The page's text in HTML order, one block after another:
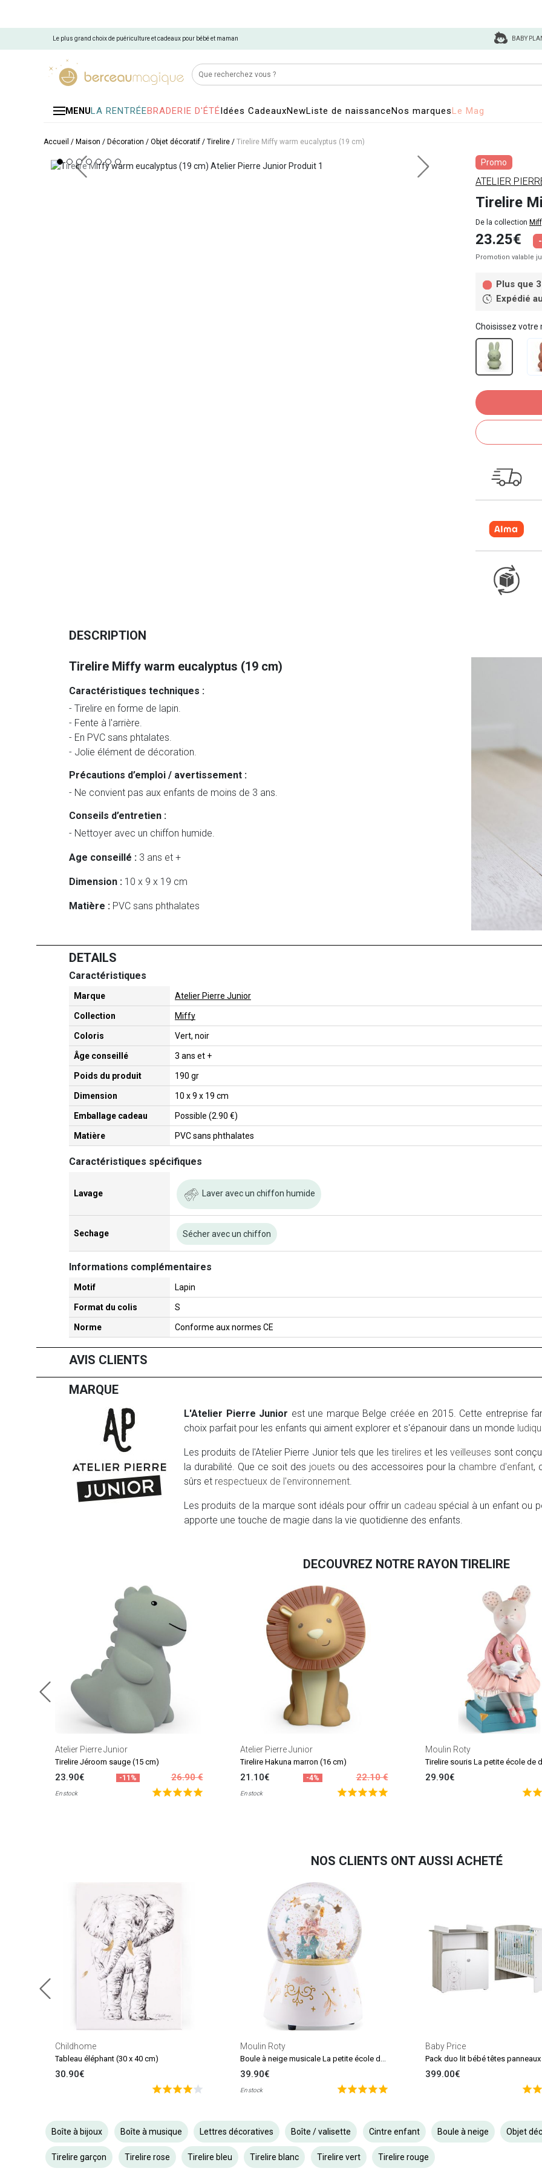
Le plus grand choix de puériculture et cadeaux pour bébé et maman BABY
MENULA RENTRÉEBRADERIE D'ÉTÉIdées CadeauxNewListe de naissanceNos marquesLe Mag
Accueil / Maison / Décoration / Objet décoratif / Tirelire / Tirelire Miffy warm eucalyptus (19 cm)
Promo
ATELIER
Tirelire
De la collection
23.25€
Promotion valable
Plus que
Expédié
Choisissez votre
DESCRIPTION
Tirelire Miffy warm eucalyptus (19 cm)
Caractéristiques techniques :
- Tirelire en forme de lapin.
- Fente à l'arrière.
- En PVC sans phtalates.
- Jolie élément de décoration.
Précautions d’emploi / avertissement :
- Ne convient pas aux enfants de moins de 3 ans.
Conseils d’entretien :
- Nettoyer avec un chiffon humide.
Age conseillé : 3 ans et +
Dimension : 10 x 9 x 19 cm
Matière : PVC sans phthalates
DETAILS
Caractéristiques
Marque Atelier Pierre Junior
Collection Miffy
Coloris Vert, noir
Âge conseillé 3 ans et +
Poids du produit 190 gr
Dimension 10 x 9 x 19 cm
Emballage cadeau Possible (2.90 €)
Matière PVC sans phthalates
Caractéristiques spécifiques
Lavage Laver avec un chiffon humide
Sechage Sécher avec un chiffon
Informations complémentaires
Motif Lapin
Format du colis S
Norme Conforme aux normes CE
AVIS CLIENTS
MARQUE
L'Atelier Pierre Junior est une marque Belge créée en 2015. Cette entreprise
choix parfait pour les enfants qui aiment explorer et s'épanouir dans un monde
Les produits de l'Atelier Pierre Junior tels que lestirelires et lesveilleuses sont
la durabilité. Que ce soit des jouets ou des accessoires pour la chambre d'enfant,
sûrs et respectueux de l'environnement.
Les produits de la marque sont idéals pour offrir un cadeau spécial à un enfant ou
apporte une touche de magie dans la vie quotidienne des enfants.
DECOUVREZ NOTRE RAYON TIRELIRE
Atelier Pierre Junior
Tirelire Jéroom sauge (15 cm)
23.90€ -11% 26.90 €
En stock
Atelier Pierre Junior
Tirelire Hakuna marron (16 cm)
21.10€ -4% 22.10 €
En stock
Moulin Roty
Tirelire souris La petite école de
29.90€
NOS CLIENTS ONT AUSSI ACHETÉ
Childhome
Tableau éléphant (30 x 40 cm)
30.90€
Moulin Roty
Boule à neige musicale La petite école de danse
39.90€
En stock
Baby Price
399.00€
Boîte à bijoux Boîte à musique Lettres décoratives Boîte / valisette Cintre enfant Boule à neige Objet
Tirelire garçon Tirelire rose Tirelire bleu Tirelire blanc Tirelire vert Tirelire rouge